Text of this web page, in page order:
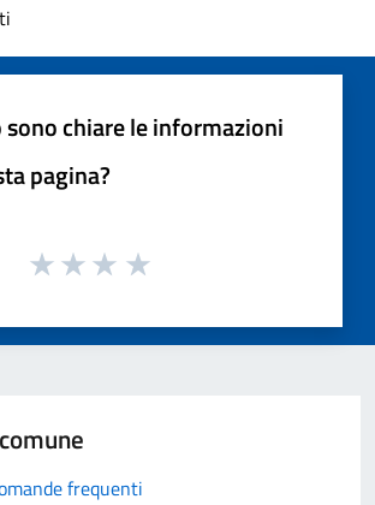
sono chiare le informazioni
pagina?
frequenti